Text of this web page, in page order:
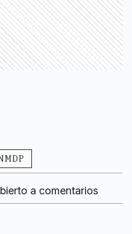
a comentarios